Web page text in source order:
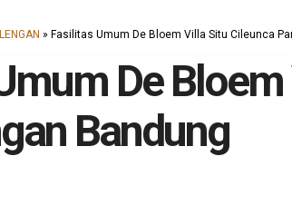
» Fasilitas Umum De Bloem Villa Situ Cileunca
De
Bandung